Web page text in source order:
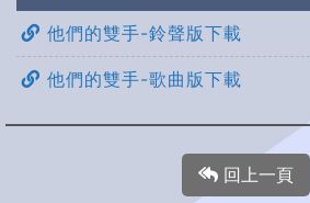
他們的雙手-鈴聲版下載
他們的雙手-歌曲版下載
回上一頁